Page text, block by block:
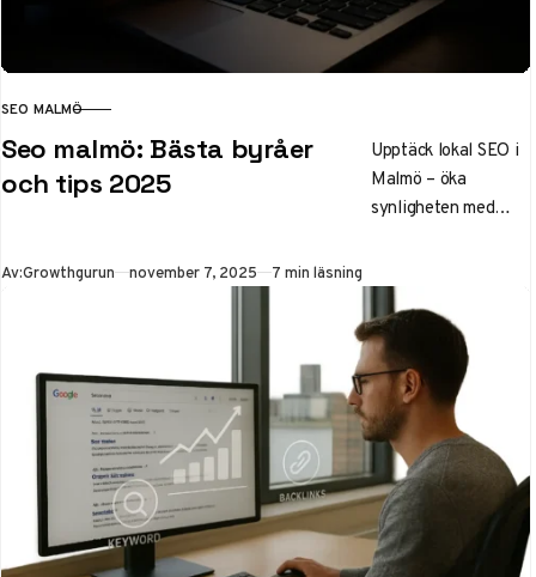
KATEGORI
SEO MALMÖ
Seo malmö: Bästa byråer
och tips 2025
Upptäck lokal SEO i
Malmö – öka
synligheten med
verktyg. Välj
toppbyråer som
Synlighet och Mild
med priser från 10
000 SEK/mån.
Strategier, trender
och ROI för SMB i
Öresundsregionen.
Av:Growthgurun Publicerad
november 7, 2025 7 min läsning